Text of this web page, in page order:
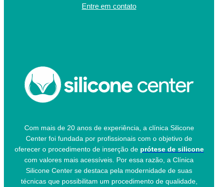
Entre em contato
Com mais de 20 anos de experiência, a clínica Silicone
Center foi fundada por profissionais com o objetivo de
oferecer o procedimento de inserção de prótese de silicone
com valores mais acessíveis. Por essa razão, a Clínica
Silicone Center se destaca pela modernidade de suas
técnicas que possibilitam um procedimento de qualidade,